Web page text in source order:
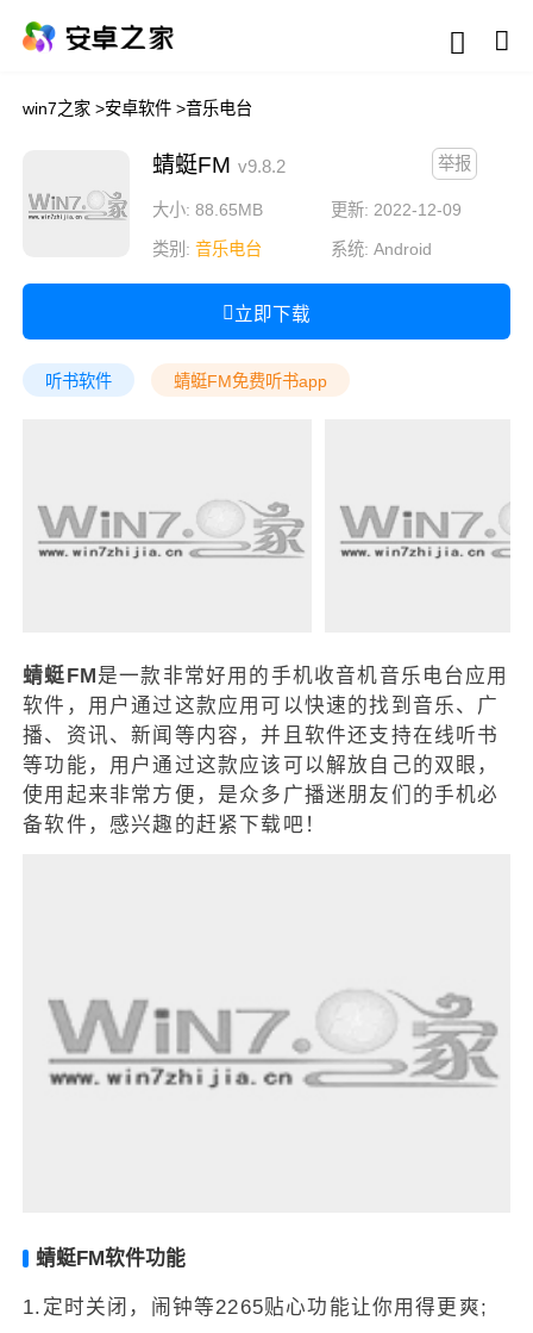
win7之家 >安卓软件 >音乐电台
蜻蜓FM v9.8.2 举报
大小: 88.65MB 更新: 2022-12-09
类别: 音乐电台 系统:Android
立即下载
听书软件 蜻蜓FM免费听书app
蜻蜓FM是一款非常好用的手机收音机音乐电台应用
软件，用户通过这款应用可以快速的找到音乐、广
播、资讯、新闻等内容，并且软件还支持在线听书
等功能，用户通过这款应该可以解放自己的双眼，
使用起来非常方便，是众多广播迷朋友们的手机必
备软件，感兴趣的赶紧下载吧！
蜻蜓FM软件功能
1.定时关闭，闹钟等2265贴心功能让你用得更爽;